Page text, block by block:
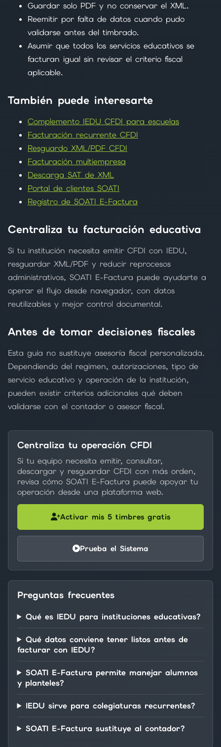
Guardar solo PDF y no conservar el XML.
Reemitir por falta de datos cuando pudo
validarse antes del timbrado.
Asumir que todos los servicios educativos se
facturan igual sin revisar el criterio fiscal
aplicable.
También puede interesarte
Complemento IEDU CFDI para escuelas
Facturación recurrente CFDI
Resguardo XML/PDF CFDI
Facturación multiempresa
Descarga SAT de XML
Portal de clientes SOATI
Registro de SOATI E-Factura
Centraliza tu facturación educativa
Si tu institución necesita emitir CFDI con IEDU,
resguardar XML/PDF y reducir reprocesos
administrativos, SOATI E-Factura puede ayudarte a
operar el flujo desde navegador, con datos
reutilizables y mejor control documental.
Antes de tomar decisiones fiscales
Esta guía no sustituye asesoría fiscal personalizada.
Dependiendo del regimen, autorizaciones, tipo de
servicio educativo y operación de la institución,
pueden existir criterios adicionales qué deben
validarse con el contador o asesor fiscal.
Centraliza tu operación CFDI
Si tu equipo necesita emitir, consultar,
descargar y resguardar CFDI con más orden,
revisa cómo SOATI E-Factura puede apoyar tu
operación desde una plataforma web.
Activar mis 5 timbres gratis
Prueba el Sistema
Preguntas frecuentes
Qué es IEDU para instituciones educativas?
Qué datos conviene tener listos antes de
facturar con IEDU?
SOATI E-Factura permite manejar alumnos
y planteles?
IEDU sirve para colegiaturas recurrentes?
SOATI E-Factura sustituye al contador?